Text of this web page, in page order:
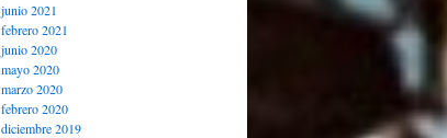
junio 2021
febrero 2021
junio 2020
mayo 2020
marzo 2020
febrero 2020
diciembre 2019